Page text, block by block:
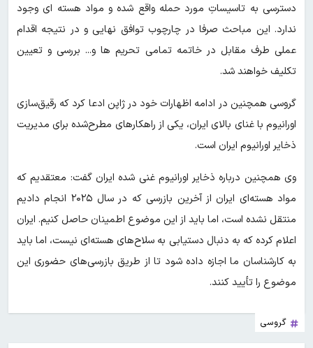
دسترسی به تاسیساتِ مورد حمله واقع شده و مواد هسته ای وجود
ندارد. این مباحث صرفا در چارچوب توافق نهایی و در نتیجه اقدام
عملی طرف مقابل در خاتمه تمامی تحریم ها و... بررسی و تعیین
تکلیف خواهند شد.
گروسی همچنین در ادامه اظهارات خود در ژاپن ادعا کرد که رقیق‌سازی
اورانیوم با غنای بالای ایران، یکی از راهکارهای مطرح‌شده برای مدیریت
ذخایر اورانیوم ایران است.
وی همچنین درباره ذخایر اورانیوم غنی شده ایران گفت: معتقدیم که
مواد هسته‌ای ایران از آخرین بازرسی که در سال ۲۰۲۵ انجام دادیم
منتقل نشده است، اما باید از این موضوع اطمینان حاصل کنیم. ایران
اعلام کرده که به دنبال دستیابی به سلاح‌های هسته‌ای نیست، اما باید
به کارشناسان ما اجازه داده شود تا از طریق بازرسی‌های حضوری این
موضوع را تأیید کنند.
گروسی